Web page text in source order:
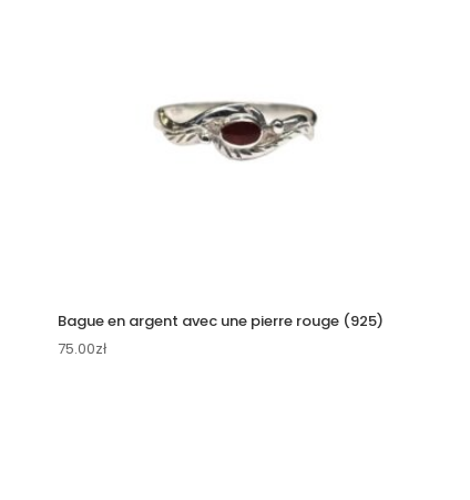
Bague en argent avec une pierre rouge (925)
75.00zł